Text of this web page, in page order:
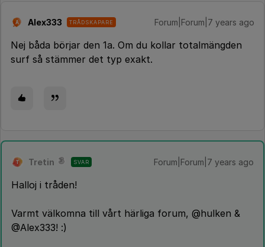
A Alex333 TRÅDSKAPARE Forum|Forum|7 years ago
Nej båda börjar den 1a. Om du kollar totalmängden
surf så stämmer det typ exakt.
T Tretin SVAR Forum|Forum|7 years ago
Halloj i tråden!
Varmt välkomna till vårt härliga forum, @hulken &
@Alex333! :)